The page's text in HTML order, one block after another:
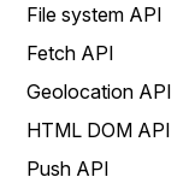
File system API
Fetch API
Geolocation API
HTML DOM API
Push API